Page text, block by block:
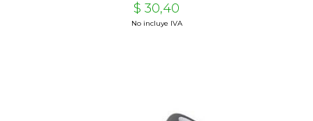
$ 30,40
No incluye IVA